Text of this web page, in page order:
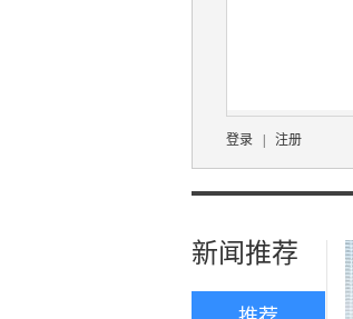
登录 注册
新闻推荐